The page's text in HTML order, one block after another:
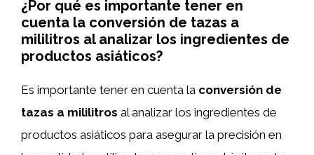
¿Por qué es importante tener en
cuenta la conversión de tazas a
mililitros al analizar los ingredientes de
productos asiáticos?
Es importante tener en cuenta la conversión de
tazas a mililitros al analizar los ingredientes de
productos asiáticos para asegurar la precisión en